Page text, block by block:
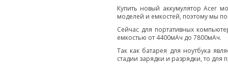
Купить новый аккумулятор Acer
моделей и емкостей, поэтому мы
Сейчас для портативных
емкостью от 4400мАч до 7800мАч.
Так как батарея для ноутбука
стадии зарядки и разрядки, то